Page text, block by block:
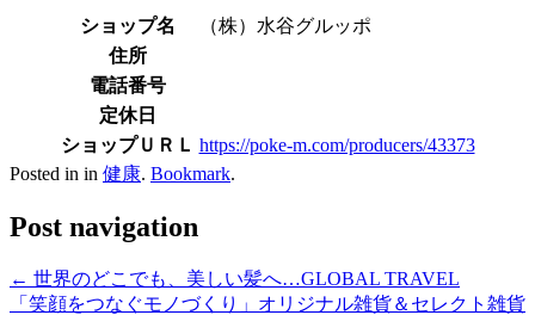
ショップ名
（株）水谷グルッポ
住所
電話番号
定休日
ショップＵＲＬ https://poke-m.com/producers/43373
Posted in in 健康. Bookmark.
Post navigation
← 世界のどこでも、美しい髪へ…GLOBAL TRAVEL
「笑顔をつなぐモノづくり」オリジナル雑貨＆セレクト雑貨